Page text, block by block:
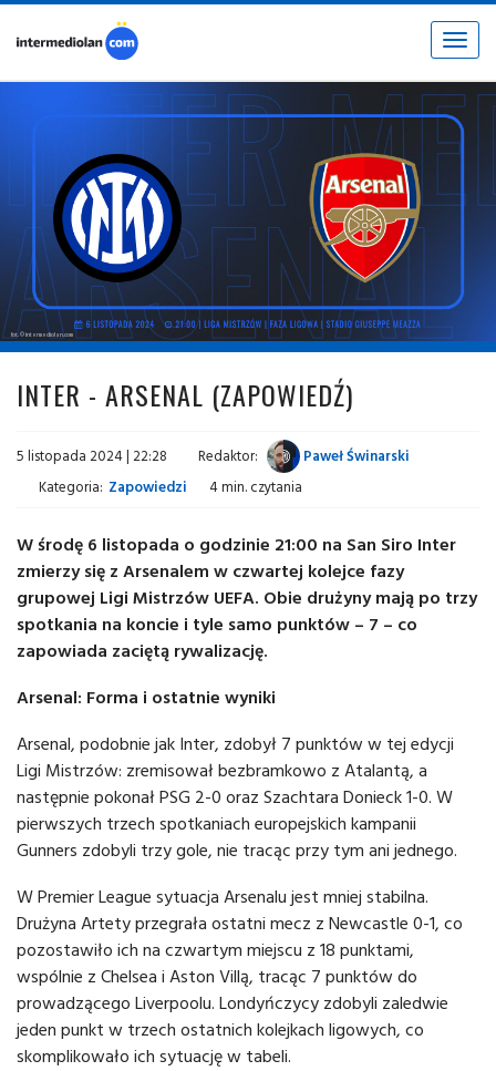
Toggle
fot. © intermediolan.com
INTER - ARSENAL (ZAPOWIEDŹ)
5 listopada 2024 | 22:28 Redaktor:
Paweł Świnarski
Kategoria: Zapowiedzi 4 min. czytania
W środę 6 listopada o godzinie 21:00 na San Siro Inter
zmierzy się z Arsenalem w czwartej kolejce fazy
grupowej Ligi Mistrzów UEFA. Obie drużyny mają po trzy
spotkania na koncie i tyle samo punktów – 7 – co
zapowiada zaciętą rywalizację.
Arsenal: Forma i ostatnie wyniki
Arsenal, podobnie jak Inter, zdobył 7 punktów w tej edycji
Ligi Mistrzów: zremisował bezbramkowo z Atalantą, a
następnie pokonał PSG 2-0 oraz Szachtara Donieck 1-0. W
pierwszych trzech spotkaniach europejskich kampanii
Gunners zdobyli trzy gole, nie tracąc przy tym ani jednego.
W Premier League sytuacja Arsenalu jest mniej stabilna.
Drużyna Artety przegrała ostatni mecz z Newcastle 0-1, co
pozostawiło ich na czwartym miejscu z 18 punktami,
wspólnie z Chelsea i Aston Villą, tracąc 7 punktów do
prowadzącego Liverpoolu. Londyńczycy zdobyli zaledwie
jeden punkt w trzech ostatnich kolejkach ligowych, co
skomplikowało ich sytuację w tabeli.